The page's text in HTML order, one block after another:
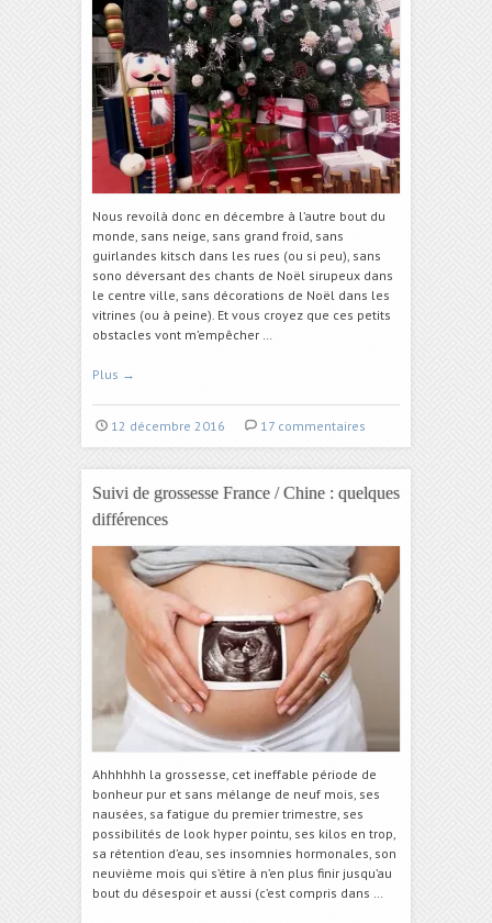
Nous revoilà donc en décembre à l’autre bout du
monde, sans neige, sans grand froid, sans
guirlandes kitsch dans les rues (ou si peu), sans
sono déversant des chants de Noël sirupeux dans
le centre ville, sans décorations de Noël dans les
vitrines (ou à peine). Et vous croyez que ces petits
obstacles vont m’empêcher …
Plus →
12 décembre 2016 17 commentaires
Suivi de grossesse France / Chine : quelques
différences
Ahhhhhh la grossesse, cet ineffable période de
bonheur pur et sans mélange de neuf mois, ses
nausées, sa fatigue du premier trimestre, ses
possibilités de look hyper pointu, ses kilos en trop,
sa rétention d’eau, ses insomnies hormonales, son
neuvième mois qui s’étire à n’en plus finir jusqu’au
bout du désespoir et aussi (c’est compris dans …